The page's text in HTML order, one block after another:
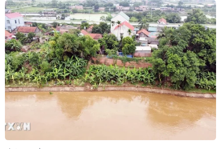
29/07/2026 03:16
"Giữ trọn lời thề" - Khúc tri ân những
người giữ bình yên cho Tổ quốc
25/07/2026 23:03
NSND Đỗ Quốc Hưng được bổ nhiệm
làm Giám đốc Nhạc viện Thành phố
Hồ Chí Minh